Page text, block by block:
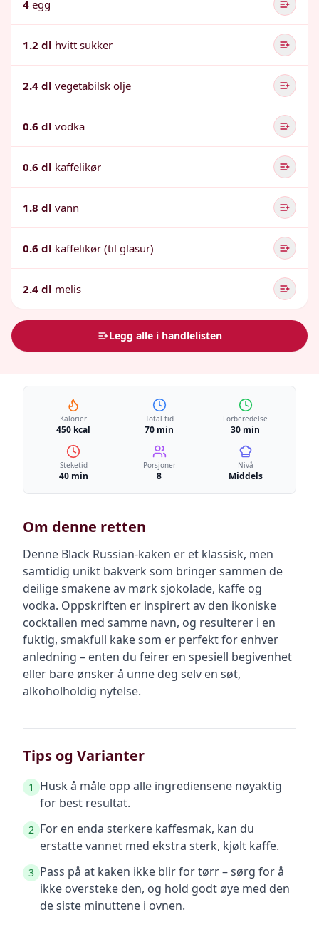
4 egg
1.2 dl hvitt sukker
2.4 dl vegetabilsk olje
0.6 dl vodka
0.6 dl kaffelikør
1.8 dl vann
0.6 dl kaffelikør (til glasur)
2.4 dl melis
Legg alle i handlelisten
Kalorier
450 kcal
Total tid
70 min
Forberedelse
30 min
Steketid
40 min
Porsjoner
8
Nivå
Middels
Om denne retten
Denne Black Russian-kaken er et klassisk, men
samtidig unikt bakverk som bringer sammen de
deilige smakene av mørk sjokolade, kaffe og
vodka. Oppskriften er inspirert av den ikoniske
cocktailen med samme navn, og resulterer i en
fuktig, smakfull kake som er perfekt for enhver
anledning – enten du feirer en spesiell begivenhet
eller bare ønsker å unne deg selv en søt,
alkoholholdig nytelse.
Tips og Varianter
1
Husk å måle opp alle ingrediensene nøyaktig
for best resultat.
2 For en enda sterkere kaffesmak, kan du
erstatte vannet med ekstra sterk, kjølt kaffe.
3 Pass på at kaken ikke blir for tørr – sørg for å
ikke oversteke den, og hold godt øye med den
de siste minuttene i ovnen.